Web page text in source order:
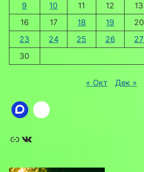
9
10 11 12 13
16
17 18 19 20
23
24 25 26 27
30
« Окт Дек »
Ссылка